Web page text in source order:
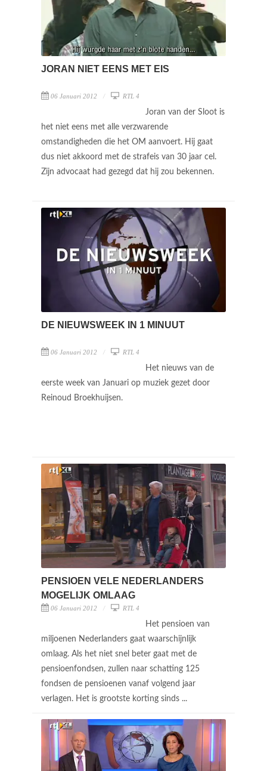
JORAN NIET EENS MET EIS
06 Januari 2012 RTL 4
Joran van der Sloot is
het niet eens met alle verzwarende
omstandigheden die het OM aanvoert. Hij gaat
dus niet akkoord met de strafeis van 30 jaar cel.
Zijn advocaat had gezegd dat hij zou bekennen.
DE NIEUWSWEEK IN 1 MINUUT
06 Januari 2012 RTL 4
Het nieuws van de
eerste week van Januari op muziek gezet door
Reinoud Broekhuijsen.
PENSIOEN VELE NEDERLANDERS
MOGELIJK OMLAAG
06 Januari 2012 RTL 4
Het pensioen van
miljoenen Nederlanders gaat waarschijnlijk
omlaag. Als het niet snel beter gaat met de
pensioenfondsen, zullen naar schatting 125
fondsen de pensioenen vanaf volgend jaar
verlagen. Het is grootste korting sinds ...